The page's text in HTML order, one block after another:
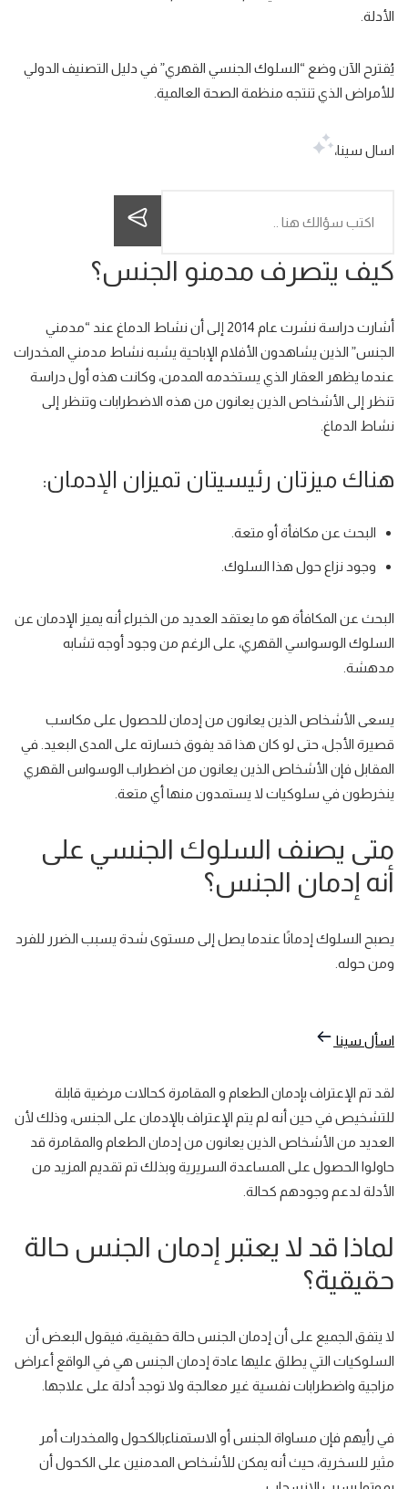
الأدلة
يُقترح الآن وضع “السلوك الجنسي القهري” في دليل التصنيف الدولي
للأمراض الذي تنتجه منظمة الصحة العالمية.
اسال سينا،
كيف يتصرف مدمنو الجنس؟
أشارت دراسة نشرت عام 2014 إلى أن نشاط الدماغ عند “
مدمني
الجنس” الذين يشاهدون الأفلام الإباحية يشبه نشاط مدمني المخدرات
عندما يظهر العقار الذي يستخدمه المدمن، وكانت هذه أول دراسة
تنظر إلى الأشخاص الذين يعانون من هذه الاضطرابات وتنظر إلى
نشاط الدماغ
هناك ميزتان رئيسيتان تميزان الإدمان:
البحث عن مكافأة أو متعة.
وجود نزاع حول هذا السلوك.
البحث عن المكافأة هو ما يعتقد العديد من الخبراء أنه يميز الإدمان عن
السلوك الوسواسي القهري، على الرغم من وجود أوجه تشابه
مدهشة.
يسعى الأشخاص الذين يعانون من إدمان للحصول على مكاسب
قصيرة الأجل، حتى لو كان هذا قد يفوق خسارته على المدى البعيد. في
المقابل فإن الأشخاص الذين يعانون من اضطراب الوسواس القهري
ينخرطون في سلوكيات لا يستمدون منها أي متعة.
متى يصنف السلوك الجنسي على
أنه إدمان الجنس؟
يصبح السلوك إدمانًا عندما يصل إلى مستوى شدة يسبب الضرر للفرد
ومن حوله.
اسأل سينا
لقد تم الإعتراف بإدمان الطعام و المقامرة كحالات مرضية قابلة
للتشخيص في حين أنه لم يتم الإعتراف بالإدمان على الجنس، وذلك لأن
العديد من الأشخاص الذين يعانون من إدمان الطعام والمقامرة قد
حاولوا الحصول على المساعدة السريرية وبذلك تم تقديم المزيد من
الأدلة لدعم وجودهم كحالة.
لماذا قد لا يعتبر إدمان الجنس حالة
حقيقية؟
لا يتفق الجميع على أن إدمان الجنس حالة حقيقية، فيقول البعض أن
السلوكيات التي يطلق عليها عادة إدمان الجنس هي في الواقع أعراض
مزاجية واضطرابات نفسية غير معالجة ولا توجد أدلة على علاجها.
في رأيهم فإن مساواة الجنس أو الاستمناءبالكحول والمخدرات أمر
مثير للسخرية، حيث أنه يمكن للأشخاص المدمنين على الكحول أن